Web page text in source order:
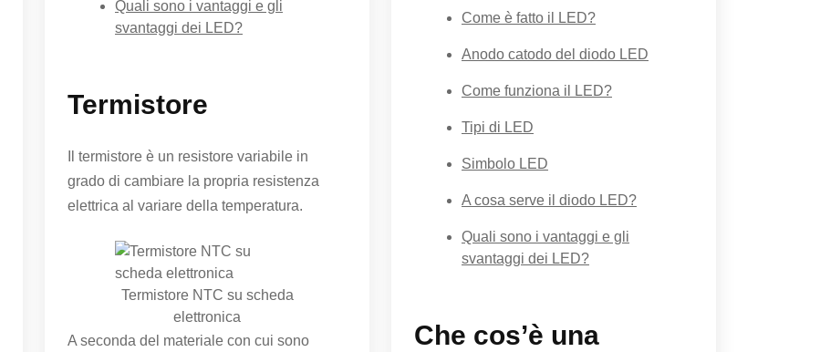
Quali sono i vantaggi e gli
svantaggi dei LED?
Termistore
Il termistore è un resistore variabile in
grado di cambiare la propria resistenza
elettrica al variare della temperatura.
Termistore NTC su scheda
elettronica
A seconda del materiale con cui sono
Come è fatto il LED?
Anodo catodo del diodo LED
Come funziona il LED?
Tipi di LED
Simbolo LED
A cosa serve il diodo LED?
Quali sono i vantaggi e gli
svantaggi dei LED?
Che cos’è una